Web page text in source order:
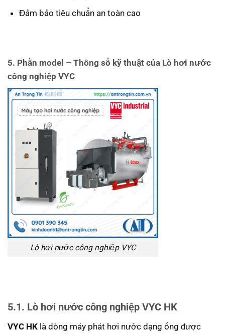
Đảm bảo tiêu chuẩn an toàn cao
5. Phần model – Thông số kỹ thuật của Lò hơi nước
công nghiệp VYC
Lò hơi nước công nghiệp VYC
5.1. Lò hơi nước công nghiệp VYC HK
VYC HK là dòng máy phát hơi nước dạng ống được